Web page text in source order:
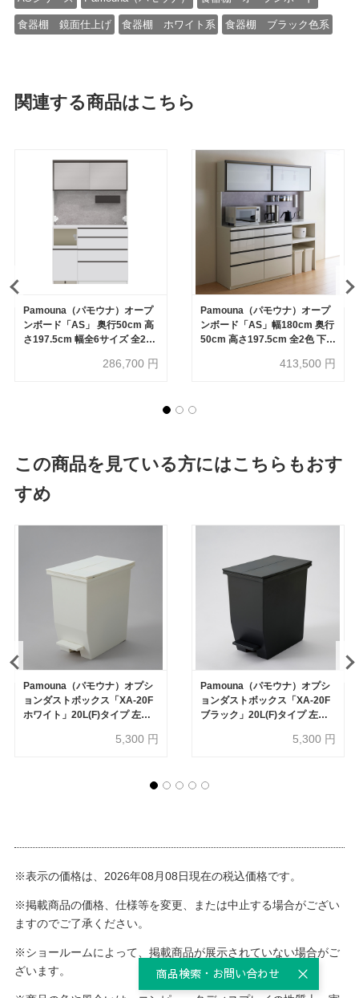
食器棚 鏡面仕上げ 食器棚 ホワイト系 食器棚 ブラック色系
関連する商品はこちら
Pamouna（パモウナ）オープ
ンボード「AS」 奥行50cm 高
さ197.5cm 幅全6サイズ 全2色
286,700 円
Pamouna（パモウナ）オープ
ンボード「AS」幅180cm 奥行
50cm 高さ197.5cm 全2色 下台
413,500 円
この商品を見ている方にはこちらもおす
すめ
Pamouna（パモウナ）オプシ
ョンダストボックス「XA-20F
ホワイト」20L(F)タイプ 左右
5,300 円
Pamouna（パモウナ）オプシ
ョンダストボックス「XA-20F
ブラック」20L(F)タイプ 左右
5,300 円
※表示の価格は、2026年08月08日現在の税込価格です。
※掲載商品の価格、仕様等を変更、または中止する場合がござい
ますのでご了承ください。
※ショールームによって、掲載商品が展示されていない場合がご
ざいます。
商品検索・お問い合わせ